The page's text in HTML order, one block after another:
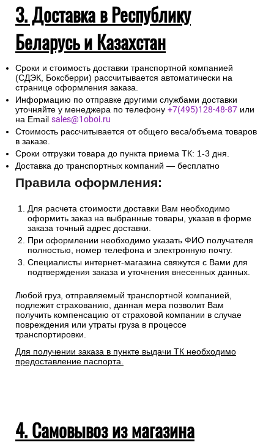
3. Доставка в Республику
Беларусь и Казахстан
Сроки и стоимость доставки транспортной компанией
(СДЭК, Боксберри) рассчитывается автоматически на
странице оформления заказа.
Информацию по отправке другими службами доставки
уточняйте у менеджера по телефону +7(495)128-48-87 или
на Email sales@1oboi.ru
Стоимость рассчитывается от общего веса/объема товаров
в заказе.
Сроки отгрузки товара до пункта приема ТК: 1-3 дня.
Доставка до транспортных компаний — бесплатно
Правила оформления:
Для расчета стоимости доставки Вам необходимо
оформить заказ на выбранные товары, указав в форме
заказа точный адрес доставки.
При оформлении необходимо указать ФИО получателя
полностью, номер телефона и электронную почту.
Специалисты интернет-магазина свяжутся с Вами для
подтверждения заказа и уточнения внесенных данных.
Любой груз, отправляемый транспортной компанией,
подлежит страхованию, данная мера позволит Вам
получить компенсацию от страховой компании в случае
повреждения или утраты груза в процессе
транспортировки.
Для получении заказа в пункте выдачи ТК необходимо
предоставление паспорта.
4. Самовывоз из магазина